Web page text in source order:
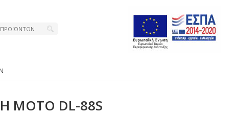
ΜΟΤΟ DL-88S